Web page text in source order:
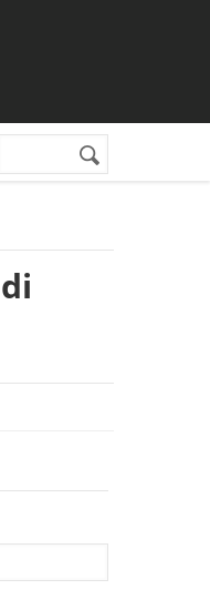
Form di
Cerca nel sito